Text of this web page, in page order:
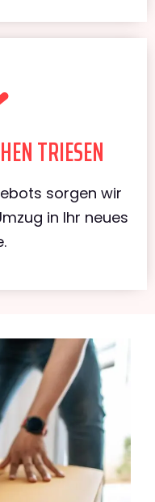
TRIESEN
sorgen wir
in Ihr neues